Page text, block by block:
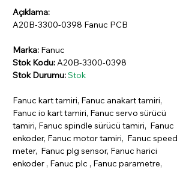
Açıklama:
A20B-3300-0398 Fanuc PCB
Marka: Fanuc
Stok Kodu:A20B-3300-0398
Stok Durumu:Stok
Fanuc kart tamiri, Fanuc anakart tamiri,
Fanuc io kart tamiri, Fanuc servo sürücü
tamiri, Fanuc spindle sürücü tamiri, Fanuc
enkoder, Fanuc motor tamiri, Fanuc speed
meter, Fanuc plg sensor, Fanuc harici
enkoder , Fanuc plc , Fanuc parametre,